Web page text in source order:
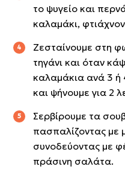
το ψυγείο και
καλαμάκι,
Ζεσταίνουμε στη
τηγάνι και όταν
καλαμάκια ανά 3 ή
και ψήνουμε για 2
Σερβίρουμε τα
πασπαλίζοντας με
συνοδεύοντας με
πράσινη σαλάτα.